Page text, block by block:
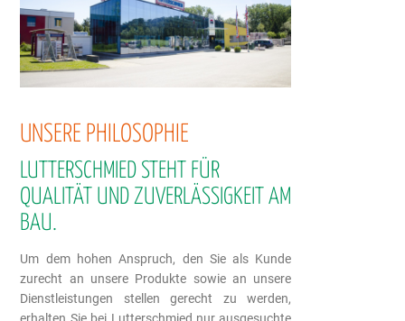
UNSERE PHILOSOPHIE
LUTTERSCHMIED STEHT FÜR
QUALITÄT UND ZUVERLÄSSIGKEIT AM
BAU.
Um dem hohen Anspruch, den Sie als Kunde
zurecht an unsere Produkte sowie an unsere
Dienstleistungen stellen gerecht zu werden,